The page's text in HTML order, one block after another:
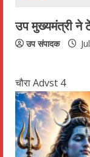
उप मुख्यमंत्री ने
उप संपादक
चौरा Advst 4